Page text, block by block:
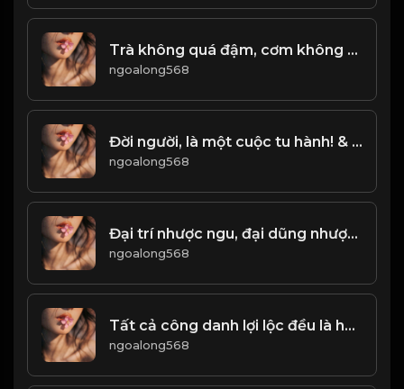
Trà không quá đậm, cơm không quá no! & Đạo
ngoalong568
Đời người, là một cuộc tu hành! & Đạo
ngoalong568
Đại trí nhược ngu, đại dũng nhược khiếp! & Đạo
ngoalong568
Tất cả công danh lợi lộc đều là hư ảo! & Đạo
ngoalong568